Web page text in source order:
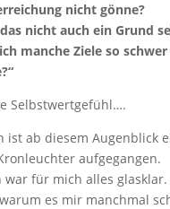
nicht gönne?
nicht auch ein Grund
manche Ziele so schwer
Selbstwertgefühl….
ist ab diesem Augenblick
aufgegangen.
war für mich alles glasklar.
es mir manchmal